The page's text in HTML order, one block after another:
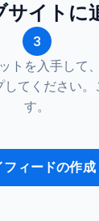
サイトに
3
トを入手して
してください
す。
フィードの作成